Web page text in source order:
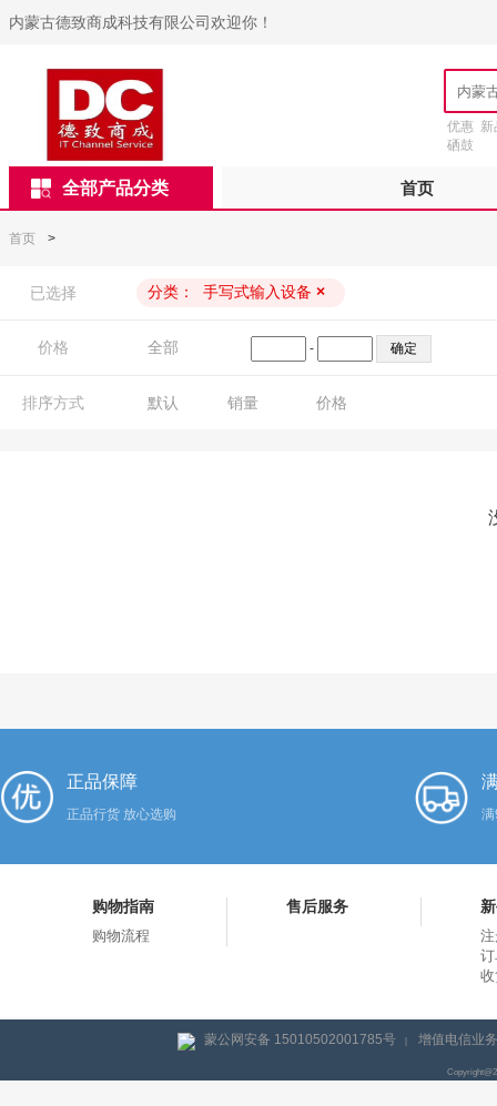
内蒙古德致商成科技有限公司欢迎你！
优惠 新
硒鼓
全部产品分类 首页
首页 >
已选择 分类： 手写式输入设备 ×
价格 全部 -
排序方式 默认 销量 价格
正品保障
正品行货 放心选购
购物指南
购物流程
售后服务
蒙公网安备 15010502001785号 | 增值电信业